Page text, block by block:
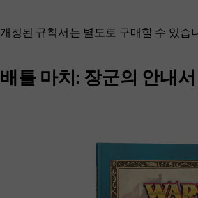
개정된 규칙서는 별도로 구매할 수 있습
배틀 마치: 장군의 안내